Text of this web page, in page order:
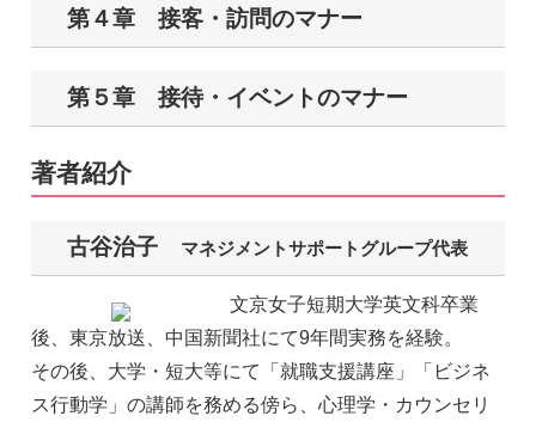
第４章 接客・訪問のマナー
第５章 接待・イベントのマナー
著者紹介
古谷治子 マネジメントサポートグループ代表
文京女子短期大学英文科卒業
後、東京放送、中国新聞社にて9年間実務を経験。
その後、大学・短大等にて「就職支援講座」「ビジネ
ス行動学」の講師を務める傍ら、心理学・カウンセリ